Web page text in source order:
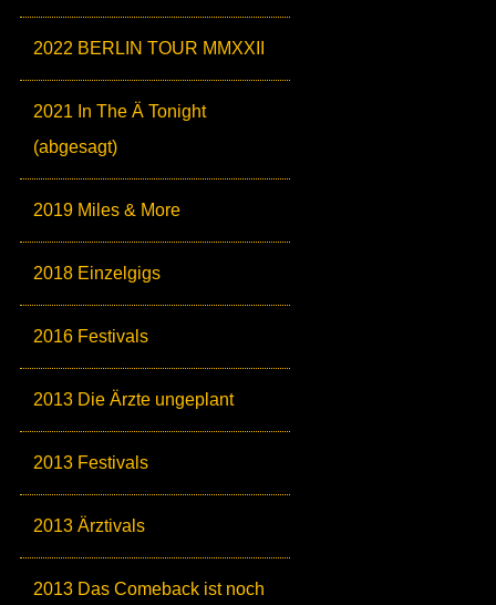
2022 BERLIN TOUR MMXXII
2021 In The Ä Tonight
(abgesagt)
2019 Miles & More
2018 Einzelgigs
2016 Festivals
2013 Die Ärzte ungeplant
2013 Festivals
2013 Ärztivals
2013 Das Comeback ist noch